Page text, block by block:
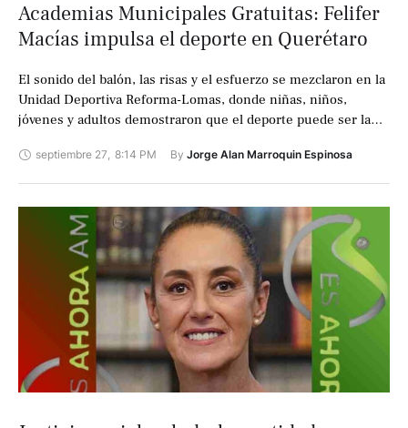
Academias Municipales Gratuitas: Felifer
Macías impulsa el deporte en Querétaro
El sonido del balón, las risas y el esfuerzo se mezclaron en la
Unidad Deportiva Reforma-Lomas, donde niñas, niños,
jóvenes y adultos demostraron que el deporte puede ser la
septiembre 27, 8:14 PM By Jorge Alan Marroquin Espinosa